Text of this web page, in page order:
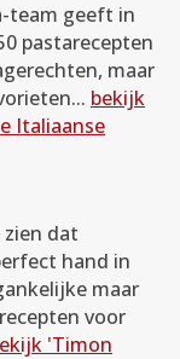
team geeft in
pastarecepten
maar
bekijk
Italiaanse
dat
hand in
maar
voor
'Timon